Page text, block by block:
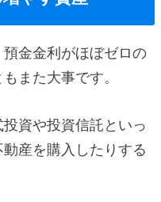
金金利がほぼゼロの
また大事です。
資や投資信託といっ
産を購入したりする